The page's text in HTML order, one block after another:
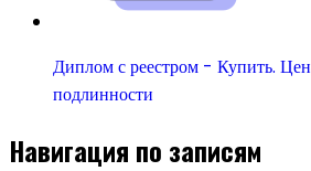
Диплом с реестром - Купить.
подлинности
Навигация по записям